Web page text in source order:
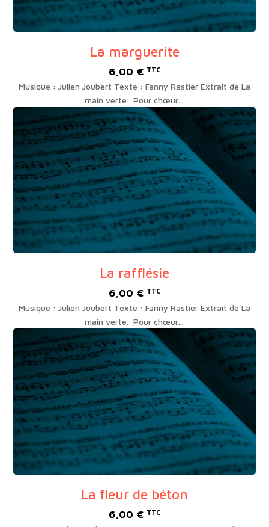
La marguerite
6,00 € TTC
Musique : Julien Joubert Texte : Fanny Rastier Extrait de La
main verte. Pour chœur…
La rafflésie
6,00 € TTC
Musique : Julien Joubert Texte : Fanny Rastier Extrait de La
main verte. Pour chœur…
La fleur de béton
6,00 € TTC